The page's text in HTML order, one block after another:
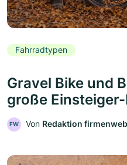
Fahrradtypen
Gravel Bike und
große
FW Von Redaktion